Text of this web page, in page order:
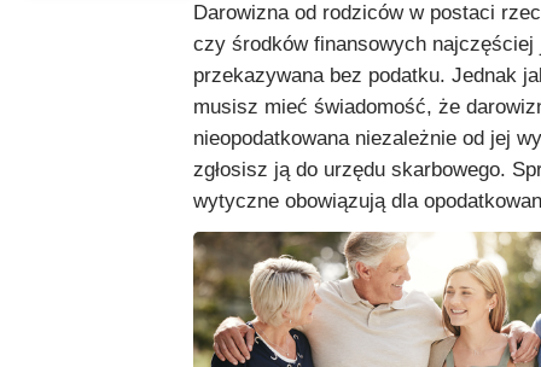
Darowizna od rodziców w postaci
czy środków finansowych najczęściej
przekazywana bez podatku. Jednak
musisz mieć świadomość, że
nieopodatkowana niezależnie od jej
zgłosisz ją do urzędu skarbowego.
wytyczne obowiązują dla